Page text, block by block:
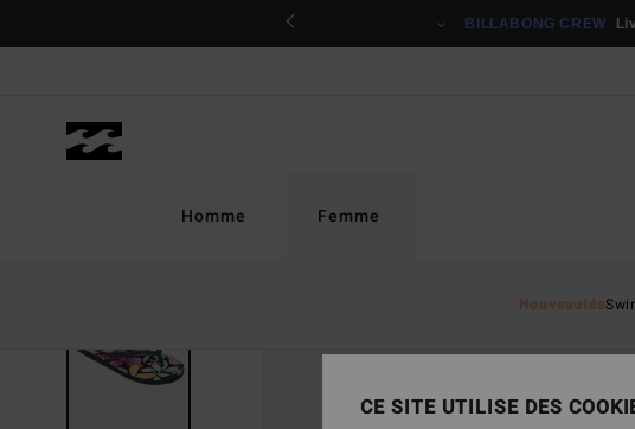
BILLABONG CREW
Homme Femme
Nouveautés
CE SITE UTILISE DES